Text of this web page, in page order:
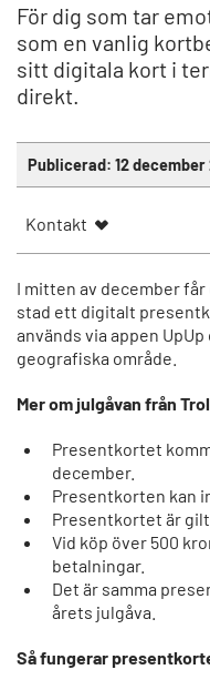
För dig som tar
som en vanlig
sitt digitala kort i
direkt.
Publicerad: 12 december
Kontakt
I mitten av december
stad ett digitalt
används via appen
geografiska område.
Mer om julgåvan från
Presentkortet
december.
Presentkorten kan
Presentkortet är
Vid köp över 500
betalningar.
Det är samma
årets julgåva.
Så fungerar